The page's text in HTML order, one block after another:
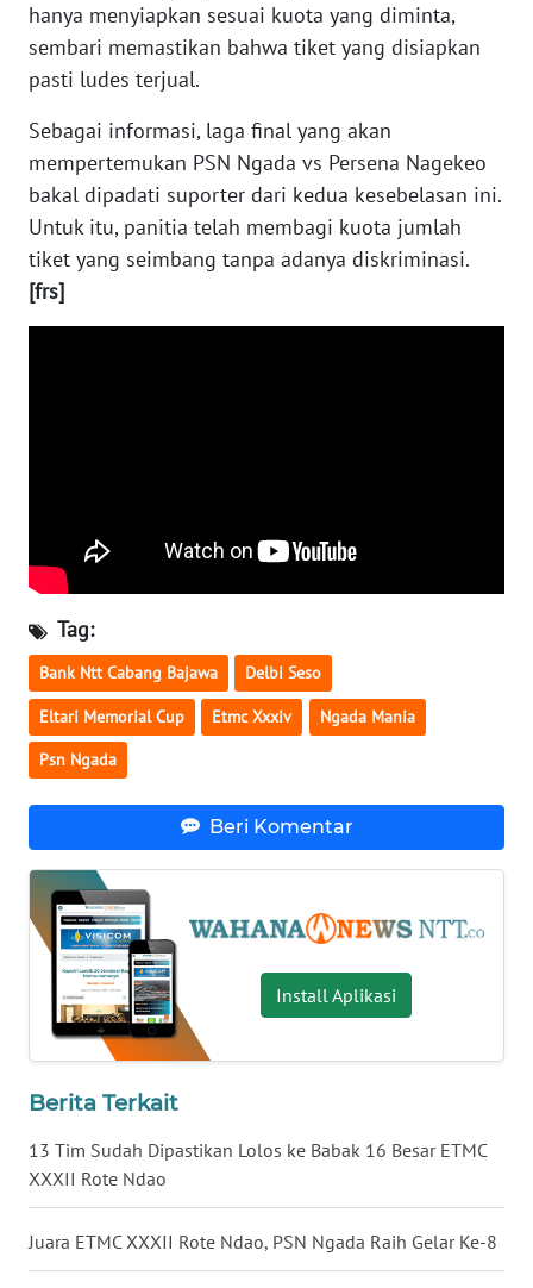
hanya menyiapkan sesuai kuota yang diminta,
sembari memastikan bahwa tiket yang disiapkan
pasti ludes terjual.
Sebagai informasi, laga final yang akan
mempertemukan PSN Ngada vs Persena Nagekeo
bakal dipadati suporter dari kedua kesebelasan ini.
Untuk itu, panitia telah membagi kuota jumlah
tiket yang seimbang tanpa adanya diskriminasi.
[frs]
Tag:
Bank Ntt Cabang Bajawa Delbi Seso
Eltari Memorial Cup Etmc Xxxiv Ngada Mania
Psn Ngada
Beri Komentar
Install Aplikasi
Berita Terkait
13 Tim Sudah Dipastikan Lolos ke Babak 16 Besar ETMC
XXXII Rote Ndao
Juara ETMC XXXII Rote Ndao, PSN Ngada Raih Gelar Ke-8
WN
SULTRA
NTB
WN
SULTENG
WN
SUMSEL
WN
BENGKULU
WN
LAMPUNG
JATENG
WN
NUSANTARA
WN
JOGJA
JATIM
WN